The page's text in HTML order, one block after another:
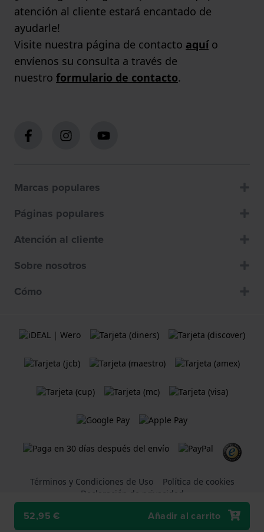
52,95 € Añadir al carrito
atención al cliente estará encantado de
ayudarle!
Visite nuestra página de contacto aquío
envíenos su consulta a través de
nuestro formulario de contacto.
Marcas populares
Páginas populares
Atención al cliente
Sobre nosotros
Cómo
Términos y Condiciones de Uso
Política de cookies
Declaración de privacidad
Una tienda web Holland Watch Group B.V.